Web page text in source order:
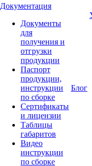
Документация
Документы
для
получения и
отгрузки
продукции
Паспорт
продукции,
инструкции
по сборке
Сертификаты
и лицензии
Таблицы
габаритов
Видео
инструкции
по сборке
Блог